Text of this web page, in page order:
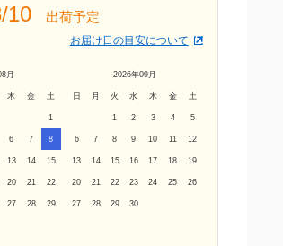
10 出荷予定
お届け日の目安について
月
木 金 土
1
6 7 8
13 14 15
20 21 22
27 28 29
2026年09月
日 月 火 水 木 金 土
1 2 3 4 5
6 7 8 9 10 11 12
13 14 15 16 17 18 19
20 21 22 23 24 25 26
27 28 29 30